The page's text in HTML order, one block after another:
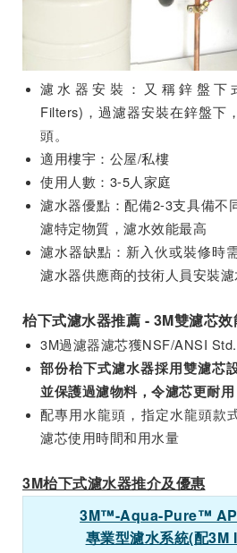
濾水器安裝：又稱鋅盤下
Filters)，過濾器安裝在鋅盤下
頭。
適用樓宇：公屋/私樓
使用人數：3-5人家庭
濾水器優點：配備2-3支具備不
濾特定物質，濾水效能最高
濾水器缺點：新入伙或裝修時
濾水器供應商的技術人員安裝
枱下式濾水器推薦 - 3M雙濾芯
3M過濾器濾芯獲NSF/ANSI
部份枱下式濾水器採用雙濾芯
並保護過濾物料，令濾芯更耐用
配專用水龍頭，指定水龍頭款
濾芯使用時間和用水量
3M枱下式濾水器推介及優惠
3M™-Aqua-Pure™
專業型濾水系統(配3M